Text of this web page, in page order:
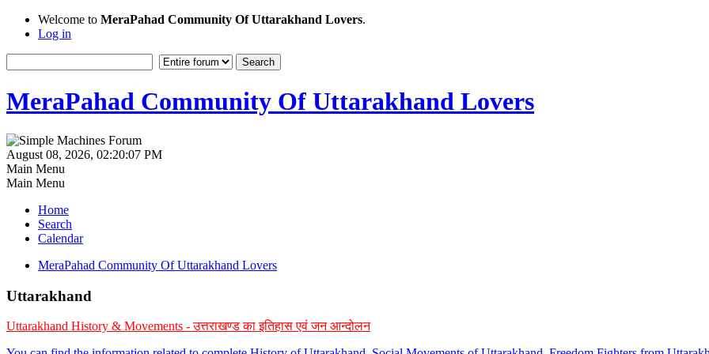
Welcome to MeraPahad Community Of Uttarakhand Lovers.
Log in
MeraPahad Community Of Uttarakhand Lovers
August 08, 2026, 02:20:07 PM
Main Menu
Main Menu
Home
Search
Calendar
MeraPahad Community Of Uttarakhand Lovers
Uttarakhand
Uttarakhand History & Movements - उत्तराखण्ड का इतिहास एवं जन आन्दोलन